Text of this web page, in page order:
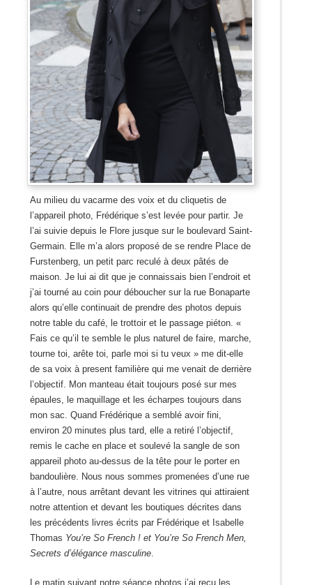
Au milieu du vacarme des voix et du cliquetis de
l’appareil photo, Frédérique s’est levée pour partir. Je
l’ai suivie depuis le Flore jusque sur le boulevard Saint-
Germain. Elle m’a alors proposé de se rendre Place de
Furstenberg, un petit parc reculé à deux pâtés de
maison. Je lui ai dit que je connaissais bien l’endroit et
j’ai tourné au coin pour déboucher sur la rue Bonaparte
alors qu’elle continuait de prendre des photos depuis
notre table du café, le trottoir et le passage piéton. «
Fais ce qu’il te semble le plus naturel de faire, marche,
tourne toi, arête toi, parle moi si tu veux » me dit-elle
de sa voix à present familière qui me venait de derrière
l’objectif. Mon manteau était toujours posé sur mes
épaules, le maquillage et les écharpes toujours dans
mon sac. Quand Frédérique a semblé avoir fini,
environ 20 minutes plus tard, elle a retiré l’objectif,
remis le cache en place et soulevé la sangle de son
appareil photo au-dessus de la tête pour le porter en
bandoulière. Nous nous sommes promenées d’une rue
à l’autre, nous arrêtant devant les vitrines qui attiraient
notre attention et devant les boutiques décrites dans
les précédents livres écrits par Frédérique et Isabelle
Thomas You’re So French ! et You’re So French Men,
Secrets d’élégance masculine.
Le matin suivant notre séance photos j’ai reçu les